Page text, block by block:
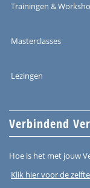
Trainingen &
Masterclasses
Lezingen
Verbindend
Hoe is het met jouw
Klik hier voor de